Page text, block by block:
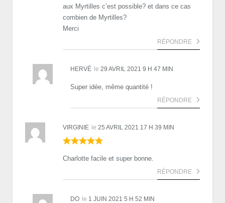
aux Myrtilles c’est possible? et dans ce cas
combien de Myrtilles?
Merci
RÉPONDRE
HERVÉ le 29 AVRIL 2021 9 H 47 MIN
Super idée, même quantité !
RÉPONDRE
VIRGINIE le 25 AVRIL 2021 17 H 39 MIN
Charlotte facile et super bonne.
RÉPONDRE
DO le 1 JUIN 2021 5 H 52 MIN